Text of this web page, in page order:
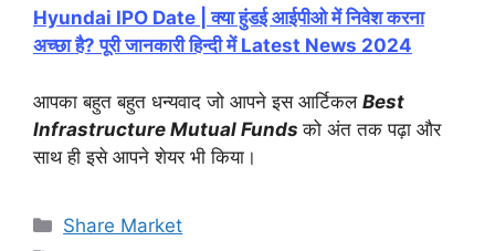
Hyundai IPO Date | क्या हुंडई आईपीओ में निवेश करना
अच्छा है? पूरी जानकारी हिन्दी में Latest News 2024
आपका बहुत बहुत धन्यवाद जो आपने इस आर्टिकल Best
Infrastructure Mutual Funds को अंत तक पढ़ा और
साथ ही इसे आपने शेयर भी किया।
Categories
Share Market